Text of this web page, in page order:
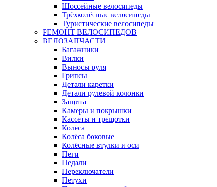
Шоссейные велосипеды
Трёхколёсные велосипеды
Туристические велосипеды
РЕМОНТ ВЕЛОСИПЕДОВ
ВЕЛОЗАПЧАСТИ
Багажники
Вилки
Выносы руля
Грипсы
Детали каретки
Детали рулевой колонки
Защита
Камеры и покрышки
Кассеты и трещотки
Колёса
Колёса боковые
Колёсные втулки и оси
Пеги
Педали
Переключатели
Петухи